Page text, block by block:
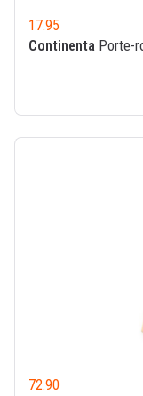
17.95
Continenta Porte-
72.90